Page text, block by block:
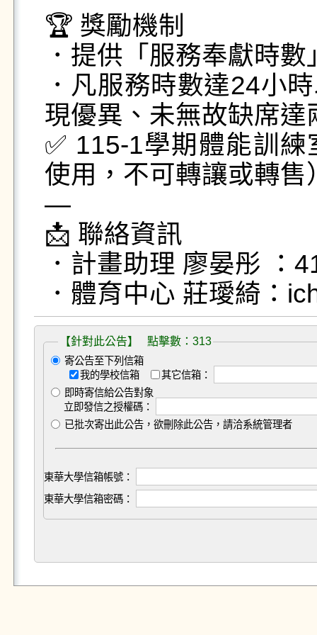
🏆 獎勵機制
．提供「服務奉獻時
．凡服務時數達24小
現優異、未無故缺席達
✅ 115-1學期體能訓
使用，不可轉讓或轉售
—
📩 聯絡資訊
．計畫助理 廖晏彤 ：
．體育中心 莊璦綺：
【針對此公告】 點擊數：313
寄公告至下列信箱
我的學校信箱
其它信箱：
即時寄信給公告對象
立即發信之授權碼：
已批次寄出此公告，欲刪除此公告，請洽系統管理者
東華大學信箱帳號：
東華大學信箱密碼：